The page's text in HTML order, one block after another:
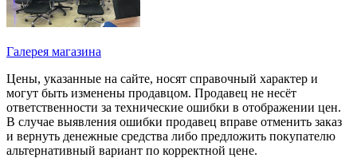
Галерея магазина
Цены, указанные на сайте, носят справочный характер и
могут быть изменены продавцом. Продавец не несёт
ответственности за технические ошибки в отображении цен.
В случае выявления ошибки продавец вправе отменить заказ
и вернуть денежные средства либо предложить покупателю
альтернативный вариант по корректной цене.